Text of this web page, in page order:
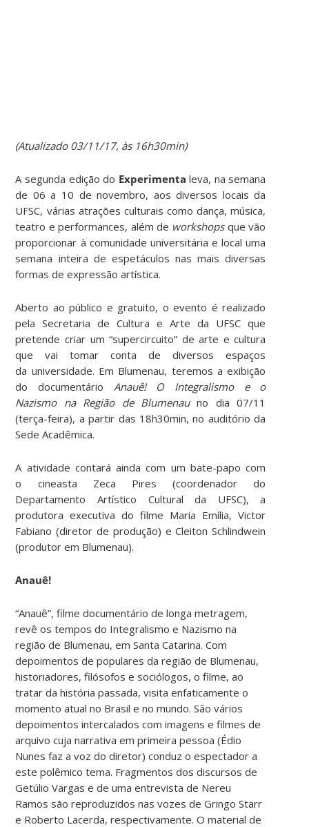
(Atualizado 03/11/17, às 16h30min)
A segunda edição do Experimenta leva, na semana
de 06 a 10 de novembro, aos diversos locais da
UFSC, várias atrações culturais como dança, música,
teatro e performances, além de workshopsque vão
proporcionar à comunidade universitária e local uma
semana inteira de espetáculos nas mais diversas
formas de expressão artística.
Aberto ao público e gratuito, o evento é realizado
pela Secretaria de Cultura e Arte da UFSC que
pretende criar um “supercircuito” de arte e cultura
que vai tomar conta de diversos espaços
da universidade. Em Blumenau, teremos a exibição
do documentário Anauê! O Integralismo e o
Nazismo na Região de Blumenauno dia 07/11
(terça-feira), a partir das 18h30min, no auditório da
Sede Acadêmica.
A atividade contará ainda com um bate-papo com
o cineasta Zeca Pires (coordenador do
Departamento Artístico Cultural da UFSC), a
produtora executiva do filme Maria Emília, Victor
Fabiano (diretor de produção) e Cleiton Schlindwein
(produtor em Blumenau).
Anauê!
“Anauê”, filme documentário de longa metragem,
revê os tempos do Integralismo e Nazismo na
região de Blumenau, em Santa Catarina. Com
depoimentos de populares da região de Blumenau,
historiadores, filósofos e sociólogos, o filme, ao
tratar da história passada, visita enfaticamente o
momento atual no Brasil e no mundo. São vários
depoimentos intercalados com imagens e filmes de
arquivo cuja narrativa em primeira pessoa (Édio
Nunes faz a voz do diretor) conduz o espectador a
este polêmico tema. Fragmentos dos discursos de
Getúlio Vargas e de uma entrevista de Nereu
Ramos são reproduzidos nas vozes de Gringo Starr
e Roberto Lacerda, respectivamente. O material de